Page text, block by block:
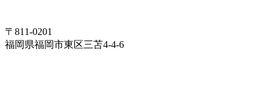
〒811-0201
福岡県福岡市東区三苫4-4-6